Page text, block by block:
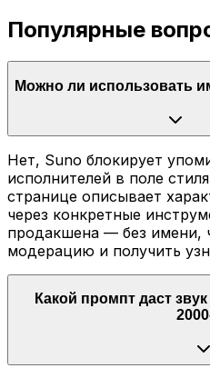
Популярные
Можно ли использовать
Нет, Suno блокирует
исполнителей в поле
странице описывает
через конкретные
продакшена — без имени,
модерацию и получить
Какой промпт даст